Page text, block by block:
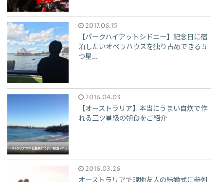
2017.06.15
【パークハイアットシドニー】記念日に宿
泊したいオペラハウスを独り占めできる５
つ星...
2016.04.03
【オーストラリア】本当にうまい自炊で作
れる三ツ星級の朝食をご紹介
2016.03.26